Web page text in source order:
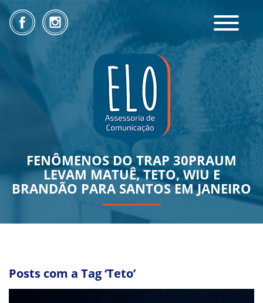
Toggle
FENÔMENOS DO TRAP 30PRAUM
LEVAM MATUÊ, TETO, WIU E
BRANDÃO PARA SANTOS EM JANEIRO
Posts com a Tag ‘Teto’